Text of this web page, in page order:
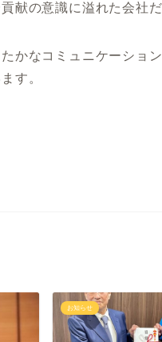
献の意識に溢れた会社だ
かなコミュニケーショ
す。
お知らせ